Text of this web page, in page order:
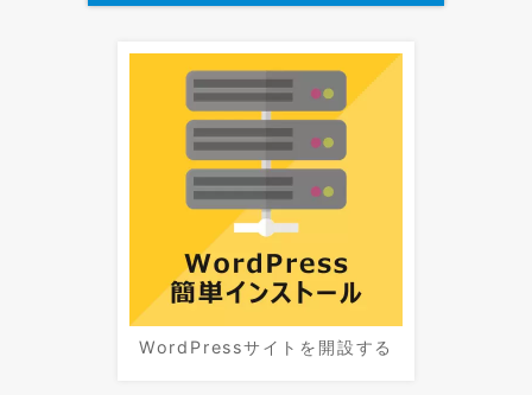
WordPressサイトを開設する